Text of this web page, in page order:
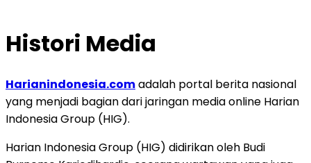
Histori Media
Harianindonesia.comadalah portal berita nasional
yang menjadi bagian dari jaringan media online Harian
Indonesia Group (HIG).
Harian Indonesia Group (HIG) didirikan oleh Budi